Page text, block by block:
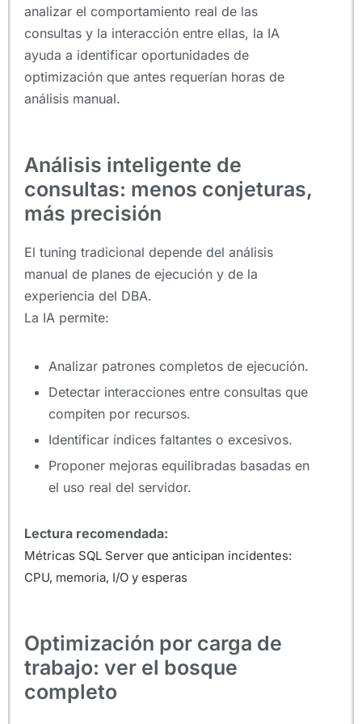
analizar el comportamiento real de las
consultas y la interacción entre ellas, la IA
ayuda a identificar oportunidades de
optimización que antes requerían horas de
análisis manual.
Análisis inteligente de
consultas: menos conjeturas,
más precisión
El tuning tradicional depende del análisis
manual de planes de ejecución y de la
experiencia del DBA.
La IA permite:
Analizar patrones completos de ejecución.
Detectar interacciones entre consultas que
compiten por recursos.
Identificar índices faltantes o excesivos.
Proponer mejoras equilibradas basadas en
el uso real del servidor.
Lectura recomendada:
Métricas SQL Server que anticipan incidentes:
CPU, memoria, I/O y esperas
Optimización por carga de
trabajo: ver el bosque
completo